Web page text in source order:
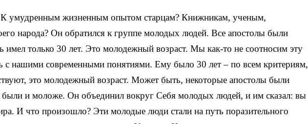
умудренным жизненным опытом старцам? Книжникам, ученым,
народа? Он обратился к группе молодых людей. Все апостолы были
только 30 лет. Это молодежный возраст. Мы как-то не соотносим эту
с нашими современными понятиями. Ему было 30 лет – по всем критериям,
это молодежный возраст. Может быть, некоторые апостолы были
были и моложе. Он объединил вокруг Себя молодых людей, и им сказал: вы
И что произошло? Эти молодые люди стали на путь поразительного